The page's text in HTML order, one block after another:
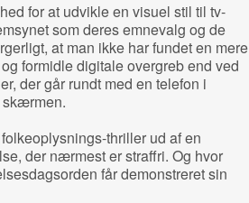
for at udvikle en visuel stil til tv-
som deres emnevalg og de
at man ikke har fundet en mere
formidle digitale overgreb end ved
der går rundt med en telefon i
skærmen.
thriller ud af en
der nærmest er straffri. Og hvor
får demonstreret sin